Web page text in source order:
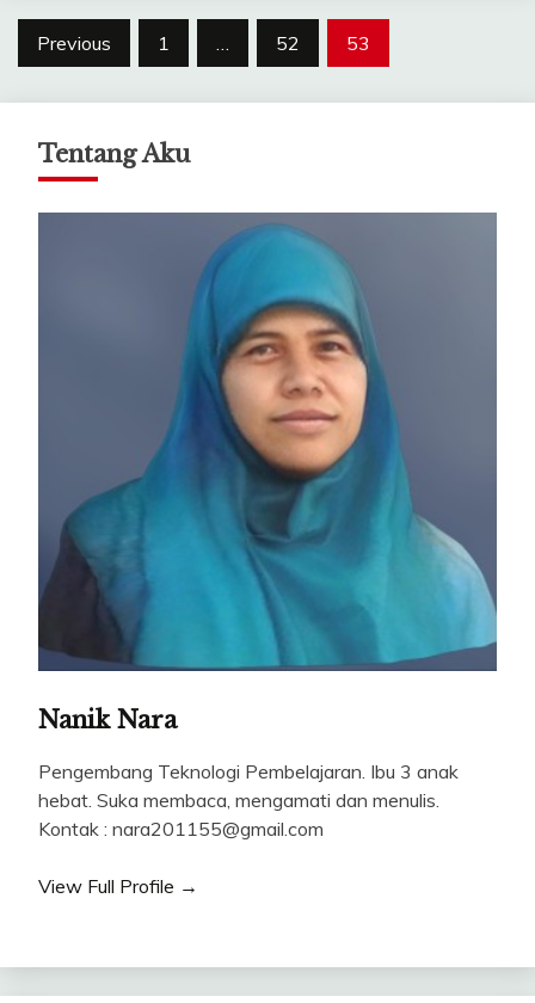
Posts
Previous 1 … 52 53
Tentang Aku
Nanik Nara
Pengembang Teknologi Pembelajaran. Ibu 3 anak
hebat. Suka membaca, mengamati dan menulis.
Kontak : nara201155@gmail.com
View Full Profile →